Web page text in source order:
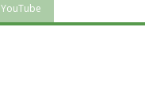
YouTube